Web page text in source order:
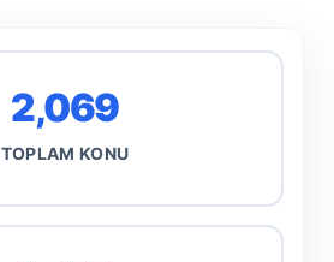
2,069
TOPLAM KONU